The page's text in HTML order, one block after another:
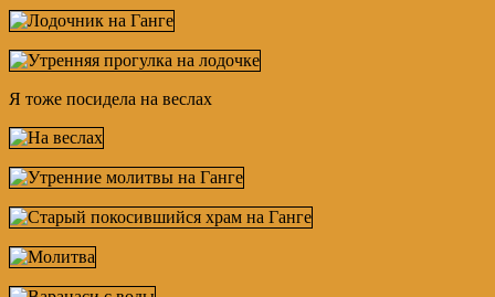
Я тоже посидела на веслах